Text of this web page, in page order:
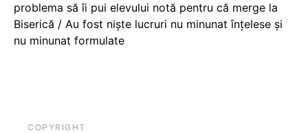
problema să îi pui elevului notă pentru că merge la
Biserică / Au fost niște lucruri nu minunat înțelese și
nu minunat formulate
COPYRIGHT